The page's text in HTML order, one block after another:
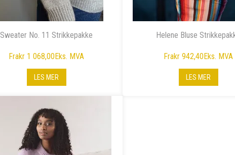
Sweater No. 11 Strikkepakke
Frakr 1 068,00Eks. MVA
LES MER
Helene Bluse
Frakr 942,40Eks. MVA
LES MER